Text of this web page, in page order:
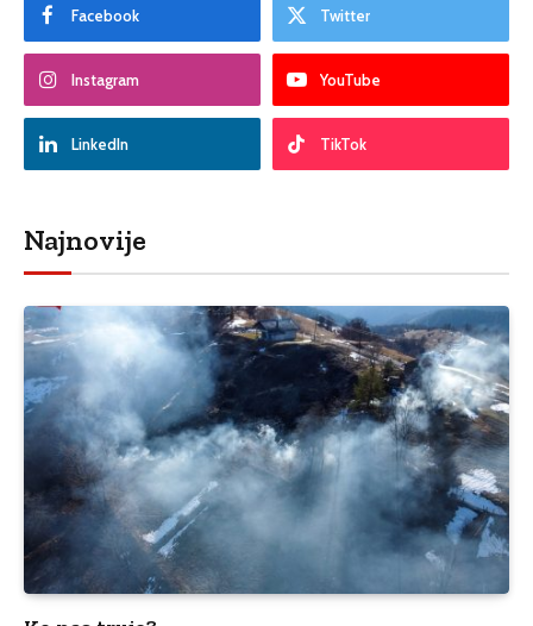
Facebook Twitter
Instagram YouTube
LinkedIn TikTok
Najnovije